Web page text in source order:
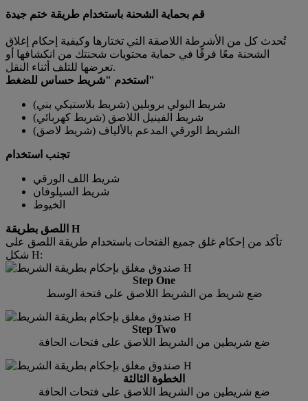
قم بحماية الشحنة باستخدام طريقة ختم جيدة
تُحدث كل من الأشرطة اللاصقة التي تختارها وكيفية إحكام إغلاق
الشحنة معًا فرقًا في حماية محتويات شحنتك من انكشافها أو
تعرضها للتلف أثناء النقل.
استخدم "شريط حساس للضغط"
شريط البولي بروبلين (شريط بلاستيكي بني)
شريط الفينيل اللاصق (شريط كهربائي)
الشريط الورقي المدعم بالألياف (شريط لاصق)
تجنب استخدام
شريط اللف الورقي
شريط السيلوفان
الخيوط
اللصق بطريقة H
تأكد من إحكام غلق جميع الفتحات باستخدام طريقة اللصق على
شكل H:
Step One
ضع شريط من الشريط اللاصق على فتحة الوسط
Step Two
ضع شريطين من الشريط اللاصق على فتحات الحافة
الخطوة الثالثة
ضع شريطين من الشريط اللاصق على فتحات الحافة